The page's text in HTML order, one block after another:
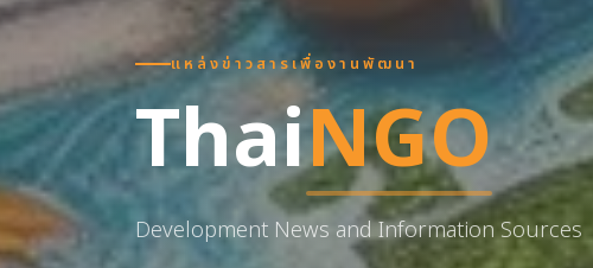
แหล่งข่าวสารเพื่องานพัฒนา
ThaiNGO
Development News and Information Sources